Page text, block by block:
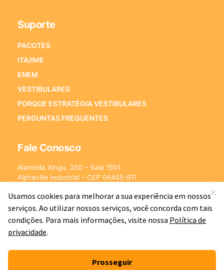
Suporte
PACOTES
ITA/IME
ENEM
VESTIBULARES
PORQUE ESTRATÉGIA VESTIBULARES
PERGUNTAS FREQUENTES
Fale Conosco
Alameda Xingu, 350 – Sala 1501
Alphaville Industrial – CEP 06455-911
E-mail:[email protected]
©2026 - Estratégia Vestibulares - Cursos Online para Vestibulares.